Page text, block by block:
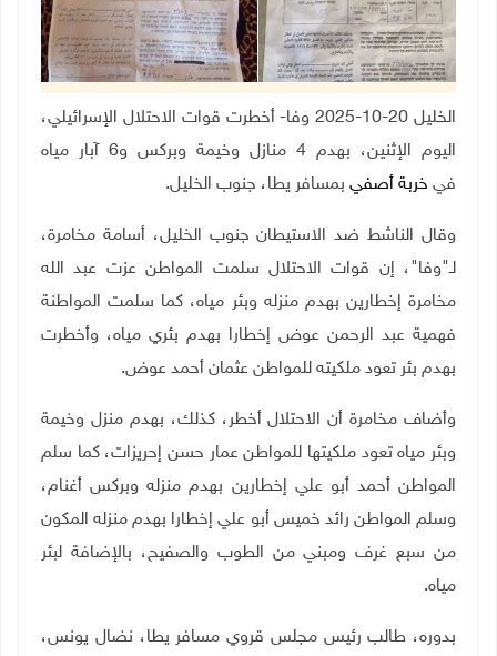
الخليل 20-10-2025 وفا- أخطرت قوات الاحتلال الإسرائيلي،
اليوم الإثنين، بهدم 4 منازل وخيمة وبركس و6 آبار مياه
في خربة أصفي بمسافر يطا، جنوب الخليل.
وقال الناشط ضد الاستيطان جنوب الخليل، أسامة مخامرة،
لـ"وفا"، إن قوات الاحتلال سلمت المواطن عزت عبد الله
مخامرة إخطارين بهدم منزله وبئر مياه، كما سلمت المواطنة
فهمية عبد الرحمن عوض إخطارا بهدم بئري مياه، وأخطرت
بهدم بئر تعود ملكيته للمواطن عثمان أحمد عوض.
وأضاف مخامرة أن الاحتلال أخطر، كذلك، بهدم منزل وخيمة
وبئر مياه تعود ملكيتها للمواطن عمار حسن إحريزات، كما سلم
المواطن أحمد أبو علي إخطارين بهدم منزله وبركس أغنام،
وسلم المواطن رائد خميس أبو علي إخطارا بهدم منزله المكون
من سبع غرف ومبني من الطوب والصفيح، بالإضافة لبئر
مياه.
بدوره، طالب رئيس مجلس قروي مسافر يطا، نضال يونس،